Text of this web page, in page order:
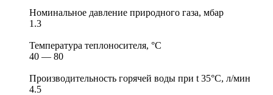
Номинальное давление природного газа, мбар
1.3
Температура теплоносителя, °С
40 — 80
Производительность горячей воды при t 35°C, л/мин
4.5